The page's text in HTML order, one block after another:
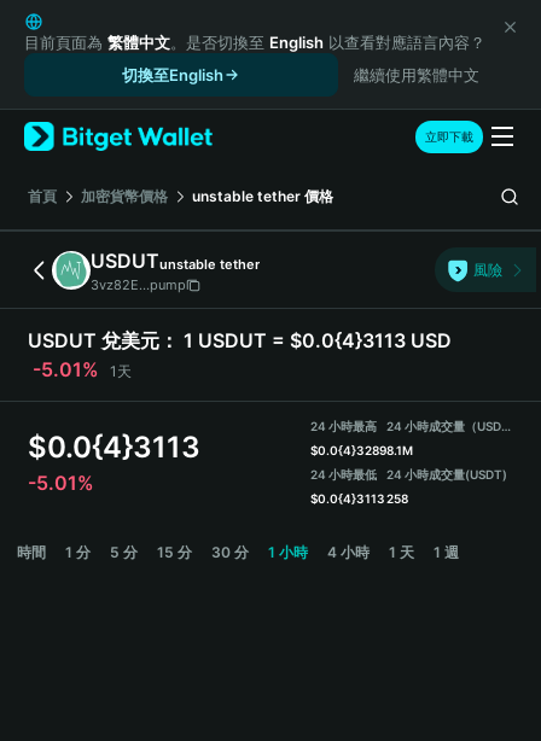
English
日本語
Русский
Español (Latinoamérica)
Türkçe
Italiano
Deutsch
简体中文
繁體中文
Português (Portugal)
Bahasa Indonesia
Español
目前頁面為 繁體中文。是否切換至 English 以查看對應語言內容？
切換至English
繼續使用繁體中文
立即下載
首頁 加密貨幣價格 unstable tether 價格
USDUTunstable tether
3vz82E...pump
風險
USDUT 兌美元： 1 USDUT = $0.0{4}3113 USD
-5.01%
1天
$0.0{4}3113
-5.01%
24 小時最高
$0.0{4}3289
24 小時最低
$0.0{4}3113
24 小時成交量（USDUT）
8.1M
24 小時成交量(USDT)
258
時間 1 分 5 分 15 分 30 分 1 小時 4 小時 1 天 1 週